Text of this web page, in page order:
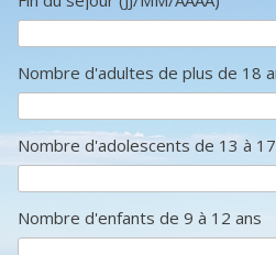
Nombre d'adultes de plus de 18
Nombre d'adolescents de 13 à
Nombre d'enfants de 9 à 12 ans